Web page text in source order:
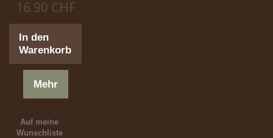
16.90 CHF
In den
Warenkorb
Mehr
Auf meine
Wunschliste